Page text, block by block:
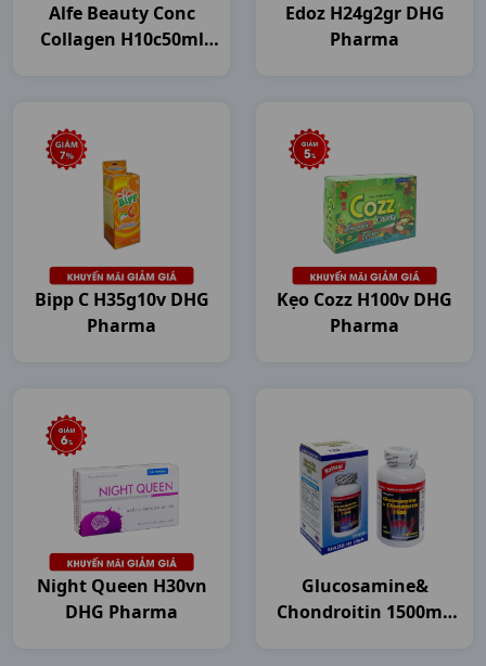
Alfe Beauty Conc
Collagen H10c50ml
Edoz H24g2gr DHG
Pharma
Bipp C H35g10v DHG
Pharma
Kẹo Cozz H100v DHG
Pharma
Night Queen H30vn
DHG Pharma
Glucosamine&
Chondroitin 1500mg